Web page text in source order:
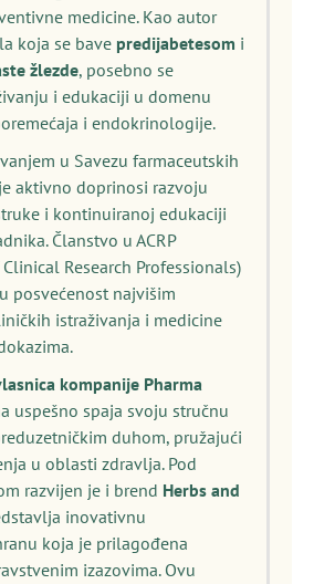
medicine. Kao autor
koja se bave predijabetesom i
žlezde, posebno se
i edukaciji u domenu
i endokrinologije.
u Savezu farmaceutskih
aktivno doprinosi razvoju
i kontinuiranoj edukaciji
Članstvo u ACRP
Research Professionals)
posvećenost najvišim
istraživanja i medicine
kompanije Pharma
uspešno spaja svoju stručnu
duhom, pružajući
u oblasti zdravlja. Pod
razvijen je i brend Herbs and
inovativnu
koja je prilagođena
izazovima. Ovu